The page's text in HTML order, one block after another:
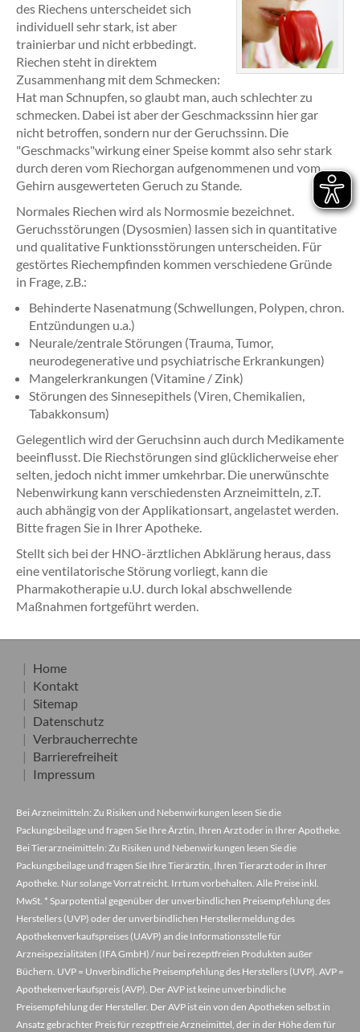
des Riechens unterscheidet sich
individuell sehr stark, ist aber
trainierbar und nicht erbbedingt.
Riechen steht in direktem
Zusammenhang mit dem Schmecken:
Hat man Schnupfen, so glaubt man, auch schlechter zu
schmecken. Dabei ist aber der Geschmackssinn hier gar
nicht betroffen, sondern nur der Geruchssinn. Die
"Geschmacks"wirkung einer Speise kommt also sehr stark
durch deren vom Riechorgan aufgenommenen und vom
Gehirn ausgewerteten Geruch zu Stande.
Normales Riechen wird als Normosmie bezeichnet.
Geruchsstörungen (Dysosmien) lassen sich in quantitative
und qualitative Funktionsstörungen unterscheiden. Für
gestörtes Riechempfinden kommen verschiedene Gründe
in Frage, z.B.:
Behinderte Nasenatmung (Schwellungen, Polypen, chron.
Entzündungen u.a.)
Neurale/zentrale Störungen (Trauma, Tumor,
neurodegenerative und psychiatrische Erkrankungen)
Mangelerkrankungen (Vitamine / Zink)
Störungen des Sinnesepithels (Viren, Chemikalien,
Tabakkonsum)
Gelegentlich wird der Geruchsinn auch durch Medikamente
beeinflusst. Die Riechstörungen sind glücklicherweise eher
selten, jedoch nicht immer umkehrbar. Die unerwünschte
Nebenwirkung kann verschiedensten Arzneimitteln, z.T.
auch abhängig von der Applikationsart, angelastet werden.
Bitte fragen Sie in Ihrer Apotheke.
Stellt sich bei der HNO-ärztlichen Abklärung heraus, dass
eine ventilatorische Störung vorliegt, kann die
Pharmakotherapie u.U. durch lokal abschwellende
Maßnahmen fortgeführt werden.
Home
Kontakt
Sitemap
Datenschutz
Verbraucherrechte
Barrierefreiheit
Impressum
Bei Arzneimitteln: Zu Risiken und Nebenwirkungen lesen Sie die
Packungsbeilage und fragen Sie Ihre Ärztin, Ihren Arzt oder in Ihrer Apotheke.
Bei Tierarzneimitteln: Zu Risiken und Nebenwirkungen lesen Sie die
Packungsbeilage und fragen Sie Ihre Tierärztin, Ihren Tierarzt oder in Ihrer
Apotheke. Nur solange Vorrat reicht. Irrtum vorbehalten. Alle Preise inkl.
MwSt. * Sparpotential gegenüber der unverbindlichen Preisempfehlung des
Herstellers (UVP) oder der unverbindlichen Herstellermeldung des
Apothekenverkaufspreises (UAVP) an die Informationsstelle für
Arzneispezialitäten (IFA GmbH) / nur bei rezeptfreien Produkten außer
Büchern. UVP = Unverbindliche Preisempfehlung des Herstellers (UVP). AVP =
Apothekenverkaufspreis (AVP). Der AVP ist keine unverbindliche
Preisempfehlung der Hersteller. Der AVP ist ein von den Apotheken selbst in
Ansatz gebrachter Preis für rezeptfreie Arzneimittel, der in der Höhe dem für